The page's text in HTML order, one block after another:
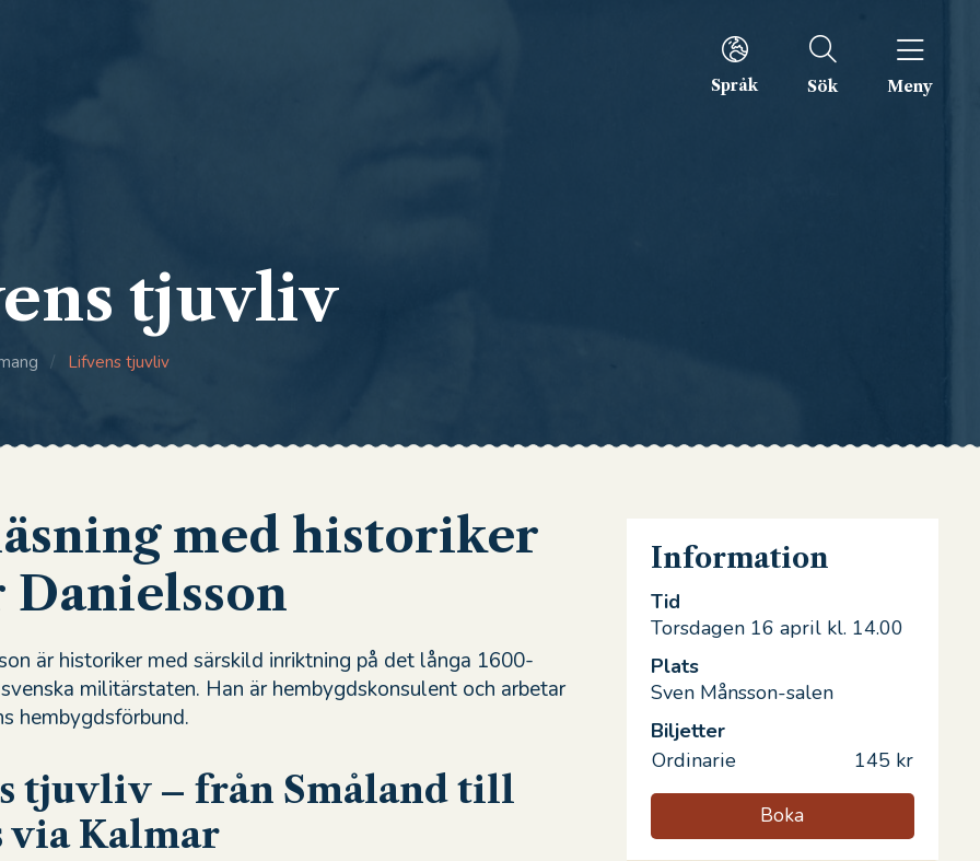
Språk Sök Meny
tjuvliv
/ Lifvens tjuvliv
med historiker
Danielsson
är historiker med särskild inriktning på det långa 1600-
militärstaten. Han är hembygdskonsulent och arbetar
hembygdsförbund.
tjuvliv – från Småland till
via Kalmar
Information
Tid
Torsdagen 16 april kl. 14.00
Plats
Sven Månsson-salen
Biljetter
Ordinarie
145 kr
Boka